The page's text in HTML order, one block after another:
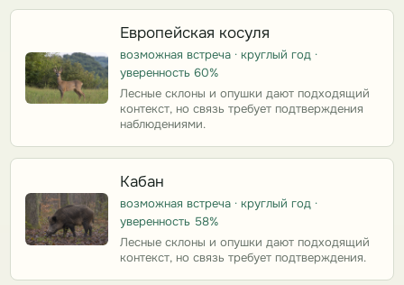
Европейская косуля
возможная встреча · круглый год ·
уверенность 60%
Лесные склоны и опушки дают подходящий
контекст, но связь требует подтверждения
наблюдениями.
Кабан
возможная встреча · круглый год ·
уверенность 58%
Лесные склоны и опушки дают подходящий
контекст, но связь требует подтверждения.